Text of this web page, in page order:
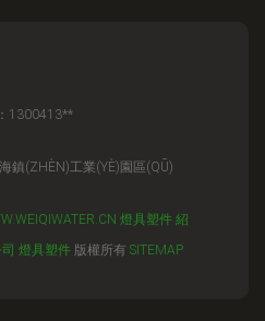
1300413**
鎮(ZHÈN)工業(YÈ)園區(QŪ)
燈具塑件 紹
燈具塑件 版權所有 SITEMAP